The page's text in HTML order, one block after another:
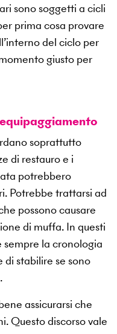
sono soggetti a cicli
prima cosa provare
del ciclo per
giusto per
soprattutto
di restauro e i
potrebbero
Potrebbe trattarsi ad
possono causare
di muffa. In questi
sempre la cronologia
stabilire se sono
assicurarsi che
Questo discorso vale